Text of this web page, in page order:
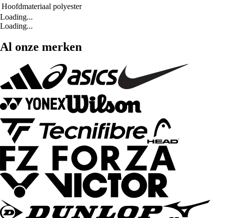
Hoofdmateriaal polyester
Loading...
Loading...
Al onze merken